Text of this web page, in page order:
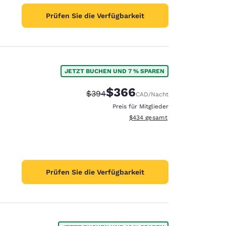
Prüfen Sie die Verfügbarkeit
JETZT BUCHEN UND 7 % SPAREN
Durchgestrichener Preis:
$394Vergünstigter Preis:
$366CAD/Nacht
Preis für Mitglieder
Geschätzte Gesamtdetails
$434 gesamt
Prüfen Sie die Verfügbarkeit